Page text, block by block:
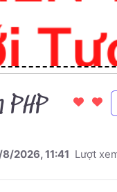
2026, 11:41 Lượt